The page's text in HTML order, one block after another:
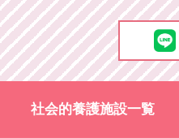
社会的養護施設一覧